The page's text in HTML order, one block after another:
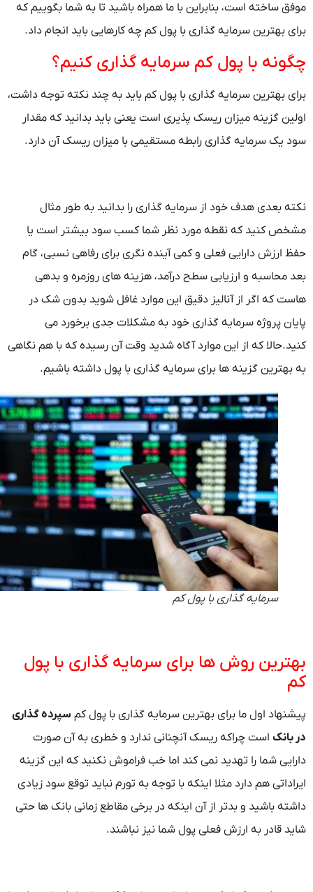
ساخته است، بنابراین با ما همراه باشید تا به شما بگوییم که
بهترین سرمایه گذاری با پول کم چه کارهایی باید انجام داد.
با پول کم سرمایه گذاری کنیم؟
بهترین سرمایه گذاری با پول کم باید به چند نکته توجه داشت،
گزینه میزان ریسک پذیری است یعنی باید بدانید که مقدار
یک سرمایه گذاری رابطه مستقیمی با میزان ریسک آن دارد.
بعدی هدف خود از سرمایه گذاری را بدانید به طور مثال
کنید که نقطه مورد نظر شما کسب سود بیشتر است یا
ارزش دارایی فعلی و کمی آینده نگری برای رفاهی نسبی، گام
محاسبه و ارزیابی سطح درآمد، هزینه های روزمره و بدهی
که اگر از آنالیز دقیق این موارد غافل شوید بدون شک در
پروژه سرمایه گذاری خود به مشکلات جدی برخورد می
که از این موارد آگاه شدید وقت آن رسیده که با هم نگاهی
گزینه ها برای سرمایه گذاری با پول داشته باشیم.
سرمایه گذاری با پول کم
روش ها برای سرمایه گذاری با پول
اول ما برای بهترین سرمایه گذاری با پول کم سپرده گذاری
است چراکه ریسک آنچنانی ندارد و خطری به آن صورت
شما را تهدید نمی کند اما خب فراموش نکنید که این گزینه
هم دارد مثلا اینکه با توجه به تورم نباید توقع سود زیادی
باشید و بدتر از آن اینکه در برخی مقاطع زمانی بانک ها حتی
قادر به ارزش فعلی پول شما نیز نباشند.